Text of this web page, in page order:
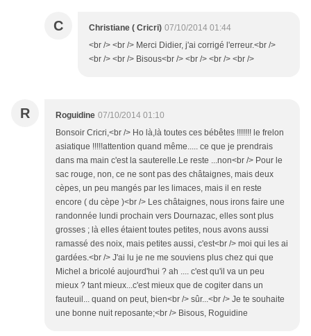
C Christiane ( Cricri) 07/10/2014 01:44
<br /> <br /> Merci Didier, j'ai corrigé l'erreur.<br />
<br /> <br /> Bisous<br /> <br /> <br /> <br />
R Roguidine 07/10/2014 01:10
Bonsoir Cricri,<br /> Ho là,là toutes ces bébêtes !!!!!!! le frelon
asiatique !!!!!attention quand même..... ce que je prendrais
dans ma main c'est la sauterelle.Le reste ...non<br /> Pour le
sac rouge, non, ce ne sont pas des châtaignes, mais deux
cèpes, un peu mangés par les limaces, mais il en reste
encore ( du cèpe )<br /> Les châtaignes, nous irons faire une
randonnée lundi prochain vers Dournazac, elles sont plus
grosses ; là elles étaient toutes petites, nous avons aussi
ramassé des noix, mais petites aussi, c'est<br /> moi qui les ai
gardées.<br /> J'ai lu je ne me souviens plus chez qui que
Michel a bricolé aujourd'hui ? ah .... c'est qu'il va un peu
mieux ? tant mieux...c'est mieux que de cogiter dans un
fauteuil... quand on peut, bien<br /> sûr...<br /> Je te souhaite
une bonne nuit reposante;<br /> Bisous, Roguidine